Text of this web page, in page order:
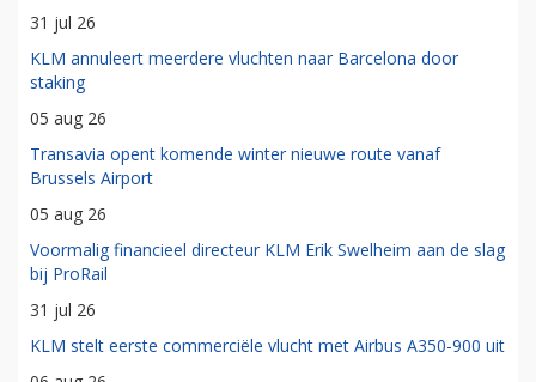
31 jul 26
KLM annuleert meerdere vluchten naar Barcelona door
staking
05 aug 26
Transavia opent komende winter nieuwe route vanaf
Brussels Airport
05 aug 26
Voormalig financieel directeur KLM Erik Swelheim aan de slag
bij ProRail
31 jul 26
KLM stelt eerste commerciële vlucht met Airbus A350-900 uit